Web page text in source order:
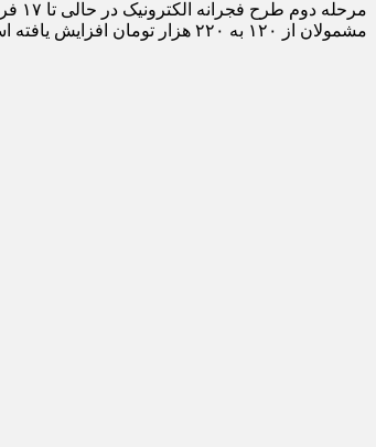
مشمولان از ۱۲۰ به ۲۲۰ هزار تومان افزایش یافته است.